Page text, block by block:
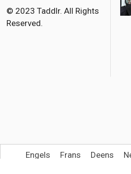
o
k
r
© 2023 Taddlr. All Rights
Reserved.
Engels Frans Deens